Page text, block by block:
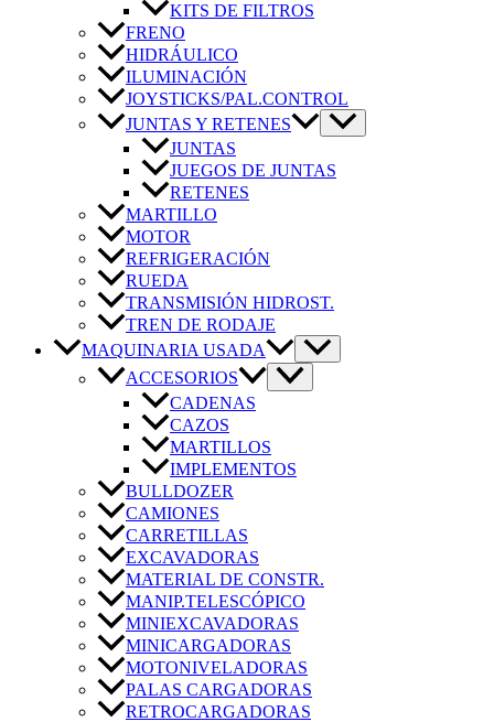
KITS DE FILTROS
FRENO
HIDRÁULICO
ILUMINACIÓN
JOYSTICKS/PAL.CONTROL
JUNTAS Y RETENES
JUNTAS
JUEGOS DE JUNTAS
RETENES
MARTILLO
MOTOR
REFRIGERACIÓN
RUEDA
TRANSMISIÓN HIDROST.
TREN DE RODAJE
MAQUINARIA USADA
ACCESORIOS
CADENAS
CAZOS
MARTILLOS
IMPLEMENTOS
BULLDOZER
CAMIONES
CARRETILLAS
EXCAVADORAS
MATERIAL DE CONSTR.
MANIP.TELESCÓPICO
MINIEXCAVADORAS
MINICARGADORAS
MOTONIVELADORAS
PALAS CARGADORAS
RETROCARGADORAS